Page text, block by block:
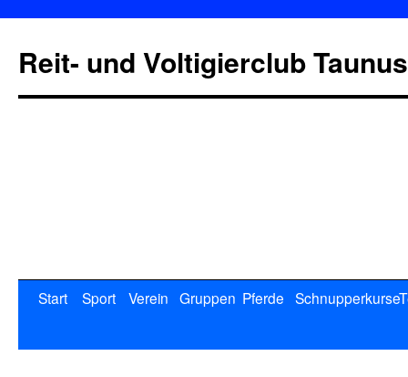
Reit- und Voltigierclub
Start Sport Verein Gruppen Pferde Schnupperkurse